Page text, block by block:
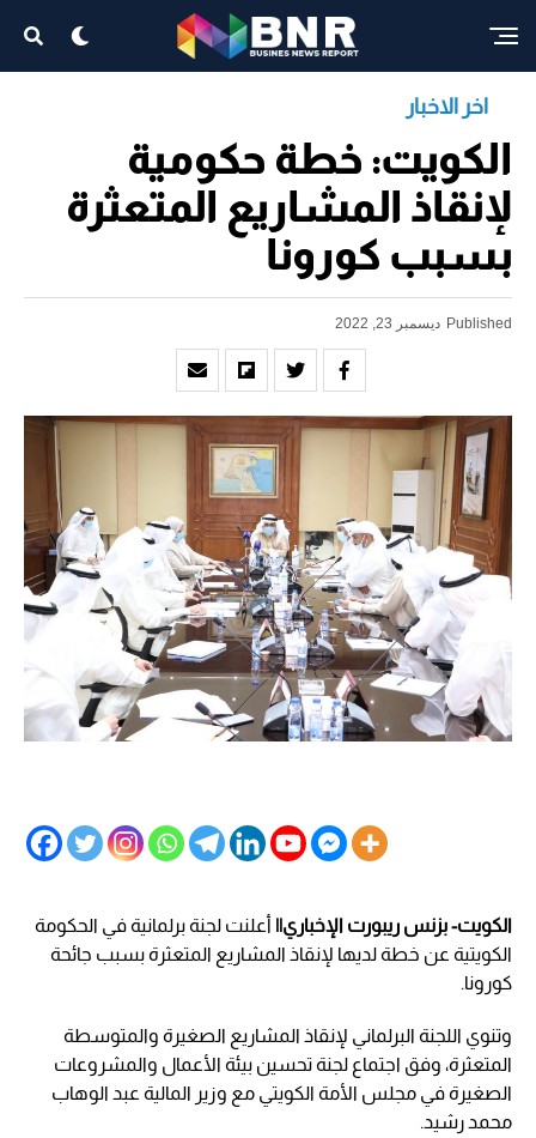
اخر الاخبار
الكويت: خطة حكومية
لإنقاذ المشاريع المتعثرة
بسبب كورونا
Published ديسمبر 23, 2022
الكويت- بزنس ريبورت الإخباري|| أعلنت لجنة برلمانية في الحكومة
الكويتية عن خطة لديها لإنقاذ المشاريع المتعثرة بسبب جائحة
كورونا.
وتنوي اللجنة البرلماني لإنقاذ المشاريع الصغيرة والمتوسطة
المتعثرة، وفق اجتماع لجنة تحسين بيئة الأعمال والمشروعات
الصغيرة في مجلس الأمة الكويتي مع وزير المالية عبد الوهاب
محمد رشيد.